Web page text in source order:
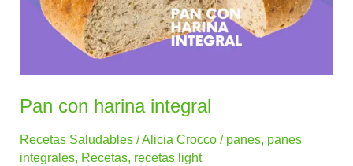
Pan con harina integral
Recetas Saludables /Alicia Crocco/ panes, panes
integrales, Recetas, recetas light